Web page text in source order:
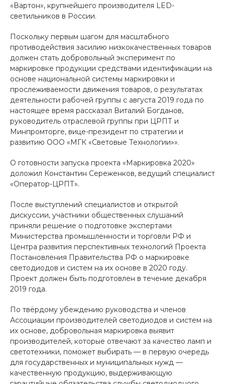
«Вартон», крупнейшего производителя LED-
светильников в России.
Поскольку первым шагом для масштабного
противодействия засилию низкокачественных товаров
должен стать добровольный эксперимент по
маркировке продукции средствами идентификации на
основе национальной системы маркировки и
прослеживаемости движения товаров, о результатах
деятельности рабочей группы с августа 2019 года по
настоящее время рассказал Виталий Богданов,
руководитель отраслевой группы при ЦРПТ и
Минпромторге, вице-президент по стратегии и
развитию ООО «МГК «Световые Технологии»».
О готовности запуска проекта «Маркировка 2020»
доложил Константин Сереженков, ведущий специалист
«Оператор-ЦРПТ».
После выступлений специалистов и открытой
дискуссии, участники общественных слушаний
приняли решение о подготовке экспертами
Министерства промышленности и торговли РФ и
Центра развития перспективных технологий Проекта
Постановления Правительства РФ о маркировке
светодиодов и систем на их основе в 2020 году.
Проект должен быть подготовлен в течение декабря
2019 года.
По твёрдому убеждению руководства и членов
Ассоциации производителей светодиодов и систем на
их основе, добровольная маркировка выявит
производителей, которые отвечают за качество ламп и
светотехники, поможет выбирать — в первую очередь
для государственных и муниципальных нужд —
качественную продукцию, выдерживающую